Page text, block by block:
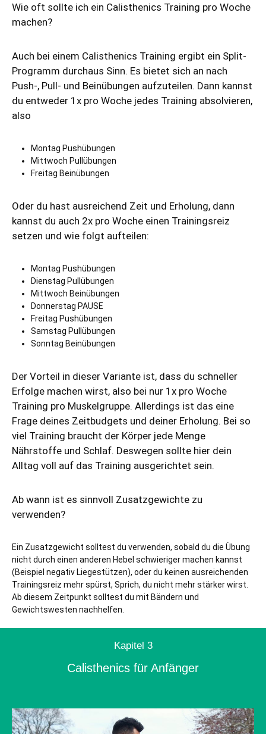
Wie oft sollte ich ein Calisthenics Training pro Woche
machen?
Auch bei einem Calisthenics Training ergibt ein Split-
Programm durchaus Sinn. Es bietet sich an nach
Push-, Pull- und Beinübungen aufzuteilen. Dann kannst
du entweder 1x pro Woche jedes Training absolvieren,
also
Montag Pushübungen
Mittwoch Pullübungen
Freitag Beinübungen
Oder du hast ausreichend Zeit und Erholung, dann
kannst du auch 2x pro Woche einen Trainingsreiz
setzen und wie folgt aufteilen:
Montag Pushübungen
Dienstag Pullübungen
Mittwoch Beinübungen
Donnerstag PAUSE
Freitag Pushübungen
Samstag Pullübungen
Sonntag Beinübungen
Der Vorteil in dieser Variante ist, dass du schneller
Erfolge machen wirst, also bei nur 1x pro Woche
Training pro Muskelgruppe. Allerdings ist das eine
Frage deines Zeitbudgets und deiner Erholung. Bei so
viel Training braucht der Körper jede Menge
Nährstoffe und Schlaf. Deswegen sollte hier dein
Alltag voll auf das Training ausgerichtet sein.
Ab wann ist es sinnvoll Zusatzgewichte zu
verwenden?
Ein Zusatzgewicht solltest du verwenden, sobald du die Übung
nicht durch einen anderen Hebel schwieriger machen kannst
(Beispiel negativ Liegestützen), oder du keinen ausreichenden
Trainingsreiz mehr spürst, Sprich, du nicht mehr stärker wirst.
Ab diesem Zeitpunkt solltest du mit Bändern und
Gewichtswesten nachhelfen.
Kapitel 3
Calisthenics für Anfänger